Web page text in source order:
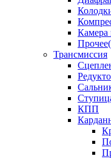
Камера
Трансмиссия
КПП